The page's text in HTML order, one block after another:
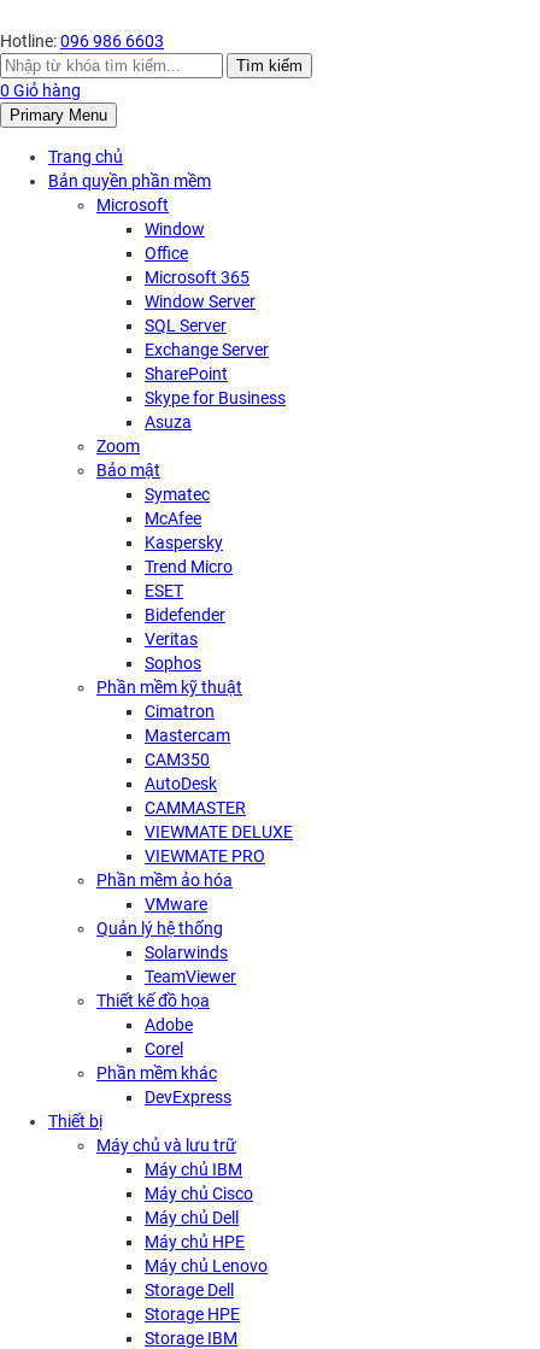
Hotline:096 986 6603
Search
for:
Tìm kiếm
0 Giỏ hàng
Primary Menu
Trang chủ
Bản quyền phần mềm
Microsoft
Window
Office
Microsoft 365
Window Server
SQL Server
Exchange Server
SharePoint
Skype for Business
Asuza
Zoom
Bảo mật
Symatec
McAfee
Kaspersky
Trend Micro
ESET
Bidefender
Veritas
Sophos
Phần mềm kỹ thuật
Cimatron
Mastercam
CAM350
AutoDesk
CAMMASTER
VIEWMATE DELUXE
VIEWMATE PRO
Phần mềm ảo hóa
VMware
Quản lý hệ thống
Solarwinds
TeamViewer
Thiết kế đồ họa
Adobe
Corel
Phần mềm khác
DevExpress
Thiết bị
Máy chủ và lưu trữ
Máy chủ IBM
Máy chủ Cisco
Máy chủ Dell
Máy chủ HPE
Máy chủ Lenovo
Storage Dell
Storage HPE
Storage IBM